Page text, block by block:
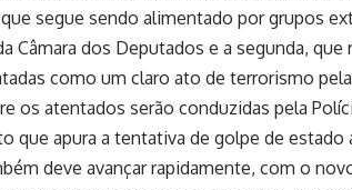
segue sendo alimentado por grupos
Câmara dos Deputados e a segunda,
como um claro ato de terrorismo
os atentados serão conduzidas pela
que apura a tentativa de golpe de estado
deve avançar rapidamente, com o